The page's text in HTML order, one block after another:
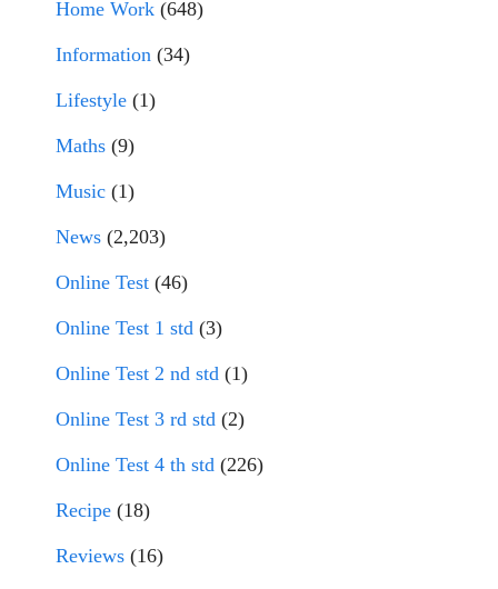
Home Work (648)
Information (34)
Lifestyle (1)
Maths (9)
Music (1)
News (2,203)
Online Test (46)
Online Test 1 std (3)
Online Test 2 nd std (1)
Online Test 3 rd std (2)
Online Test 4 th std (226)
Recipe (18)
Reviews (16)